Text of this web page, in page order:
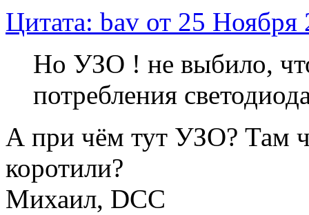
Цитата: bav от 25
Но УЗО ! не выбило,
потребления
А при чём тут УЗО? Там
коротили?
Михаил, DCC